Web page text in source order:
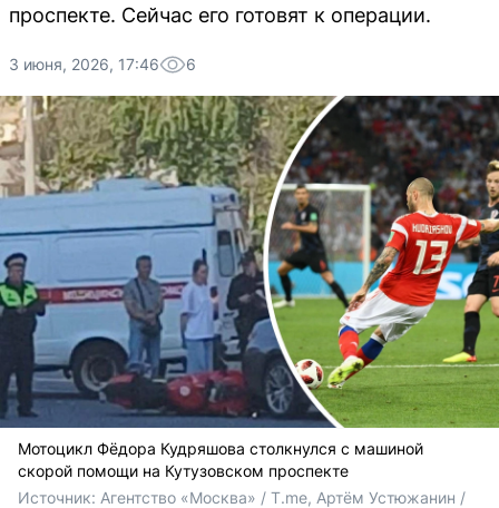
проспекте. Сейчас его готовят к операции.
3 июня, 2026, 17:46 6
Мотоцикл Фёдора Кудряшова столкнулся с машиной
скорой помощи на Кутузовском проспекте
Источник: Агентство «Москва» / T.me, Артём Устюжанин /